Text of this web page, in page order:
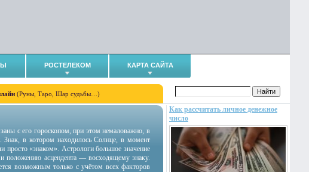
РОСТЕЛЕКОМ КАРТА САЙТА
(Руны, Таро, Шар судьбы…)
Как рассчитать личное денежное
число
с его гороскопом, при этом немаловажно, в
Знак, в котором находилось Солнце, в момент
просто «знаком». Астрологи большое значение
асцендента — восходящему знаку.
возможным только с учётом всех факторов